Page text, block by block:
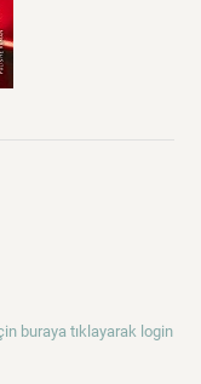
buraya tıklayarak login